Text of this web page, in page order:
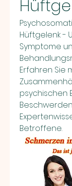
Hüftgelenk -
Symptome
Erfahren Sie
psychischen
Betroffene.